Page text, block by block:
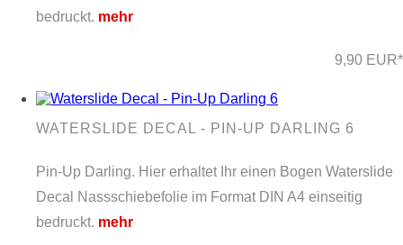
bedruckt. mehr
9,90 EUR*
WATERSLIDE DECAL - PIN-UP DARLING 6
Pin-Up Darling. Hier erhaltet Ihr einen Bogen Waterslide
Decal Nassschiebefolie im Format DIN A4 einseitig
bedruckt. mehr